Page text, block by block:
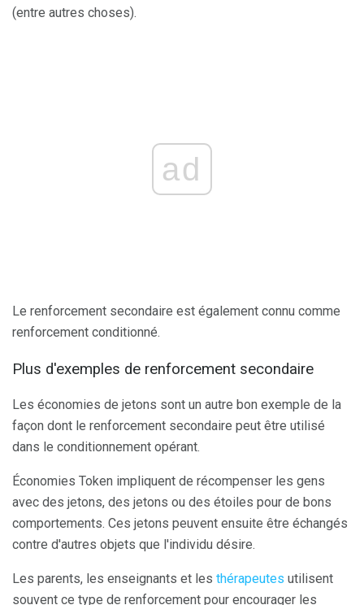
(entre autres choses).
ad
Le renforcement secondaire est également connu comme
renforcement conditionné.
Plus d'exemples de renforcement secondaire
Les économies de jetons sont un autre bon exemple de la
façon dont le renforcement secondaire peut être utilisé
dans le conditionnement opérant.
Économies Token impliquent de récompenser les gens
avec des jetons, des jetons ou des étoiles pour de bons
comportements. Ces jetons peuvent ensuite être échangés
contre d'autres objets que l'individu désire.
Les parents, les enseignants et les thérapeutes utilisent
souvent ce type de renforcement pour encourager les